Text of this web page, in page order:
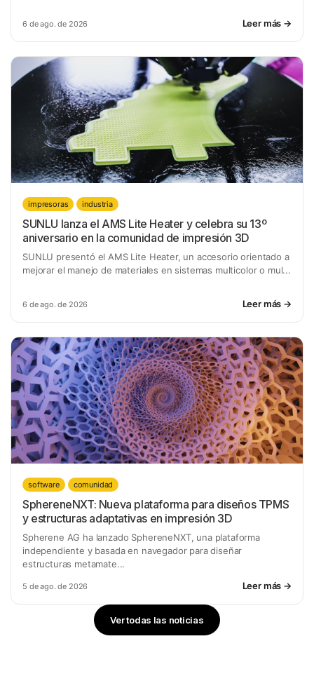
6 de ago. de 2026 Leer más →
impresoras industria
SUNLU lanza el AMS Lite Heater y celebra su 13º
aniversario en la comunidad de impresión 3D
SUNLU presentó el AMS Lite Heater, un accesorio orientado a
mejorar el manejo de materiales en sistemas multicolor o mul...
6 de ago. de 2026 Leer más →
software comunidad
SphereneNXT: Nueva plataforma para diseños TPMS
y estructuras adaptativas en impresión 3D
Spherene AG ha lanzado SphereneNXT, una plataforma
independiente y basada en navegador para diseñar
estructuras metamate...
5 de ago. de 2026 Leer más →
Ver todas las noticias